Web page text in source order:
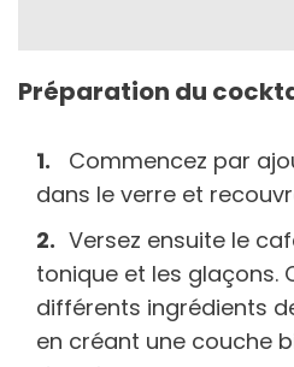
Préparation du
Commencez par
dans le verre et
Versez ensuite le
tonique et les glaçons.
différents ingrédients
en créant une couche